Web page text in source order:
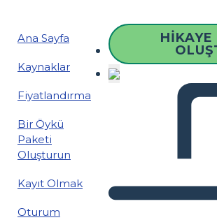
Ana Sayfa
Kaynaklar
Fiyatlandırma
Bir Öykü
Paketi
Oluşturun
Kayıt Olmak
Oturum
HIKAYE